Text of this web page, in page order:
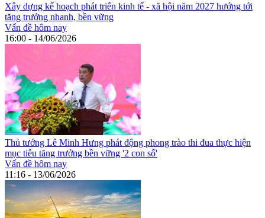
Xây dựng kế hoạch phát triển kinh tế - xã hội năm 2027 hướng tới
tăng trưởng nhanh, bền vững
Vấn đề hôm nay
16:00 - 14/06/2026
Thủ tướng Lê Minh Hưng phát động phong trào thi đua thực hiện
mục tiêu tăng trưởng bền vững '2 con số'
Vấn đề hôm nay
11:16 - 13/06/2026